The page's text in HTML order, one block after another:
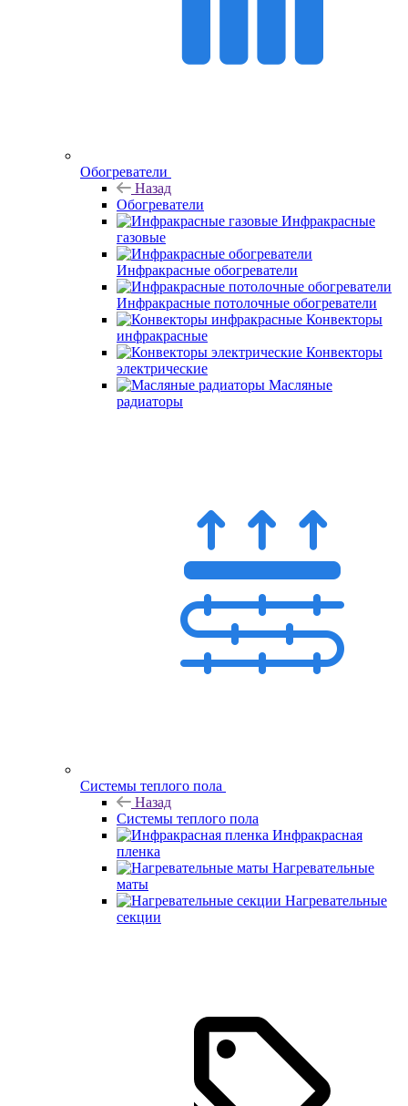
Обогреватели
Назад
Обогреватели
Инфракрасные
газовые
Инфракрасные обогреватели
Инфракрасные потолочные обогреватели
Конвекторы
инфракрасные
Конвекторы
электрические
Масляные
радиаторы
Системы теплого пола
Назад
Системы теплого пола
Инфракрасная
пленка
Нагревательные
маты
Нагревательные
секции